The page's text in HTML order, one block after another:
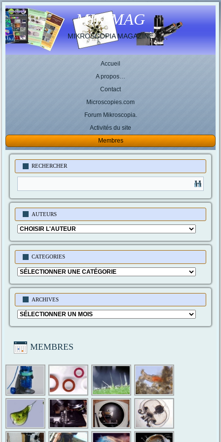
MIK-MAG
MIKROSCOPIA MAGAZINE
Accueil
A propos…
Contact
Microscopies.com
Forum Mikroscopia.
Activités du site
Membres
RECHERCHER
AUTEURS
CATEGORIES
Categories
ARCHIVES
Archives
MEMBRES